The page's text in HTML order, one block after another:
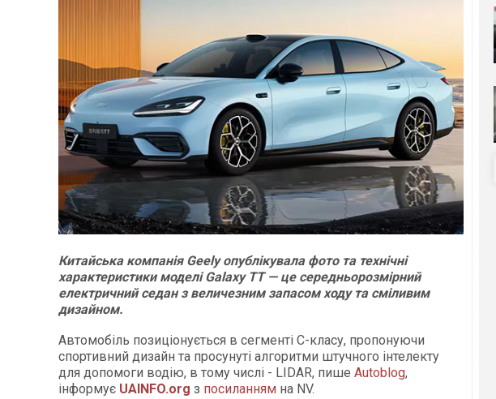
Китайська компанія Geely опублікувала фото та технічні
характеристики моделі Galaxy TT — це середньорозмірний
електричний седан з величезним запасом ходу та сміливим
дизайном.
Автомобіль позиціонується в сегменті C-класу, пропонуючи
спортивний дизайн та просунуті алгоритми штучного інтелекту
для допомоги водію, в тому числі - LIDAR, пише Autoblog,
інформує UAINFO.org з посиланням на NV.